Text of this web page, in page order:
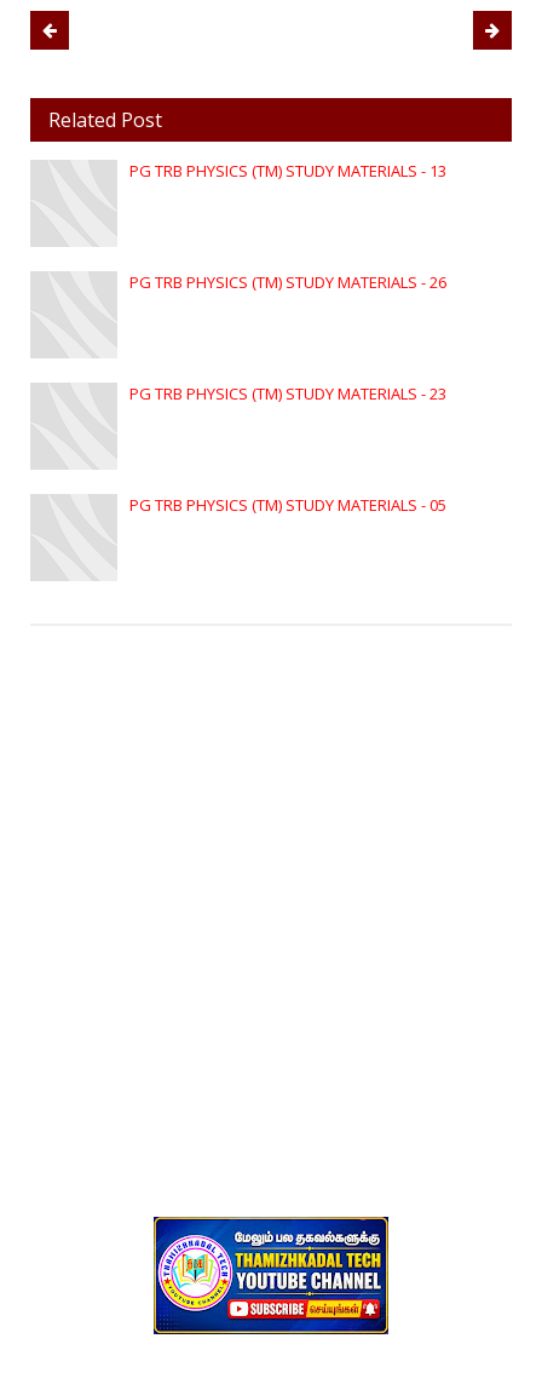
Related Post
PG TRB PHYSICS (TM) STUDY MATERIALS - 13
PG TRB PHYSICS (TM) STUDY MATERIALS - 26
PG TRB PHYSICS (TM) STUDY MATERIALS - 23
PG TRB PHYSICS (TM) STUDY MATERIALS - 05